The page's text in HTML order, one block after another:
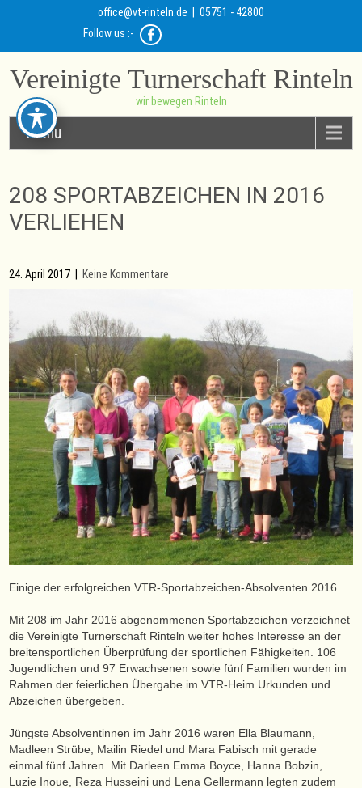
office@vt-rinteln.de | 05751 - 42800
Follow us :-
Vereinigte Turnerschaft Rinteln
wir bewegen Rinteln
Menu
208 SPORTABZEICHEN IN 2016
VERLIEHEN
24. April 2017 Keine Kommentare
Einige der erfolgreichen VTR-Sportabzeichen-Absolventen 2016
Mit 208 im Jahr 2016 abgenommenen Sportabzeichen verzeichnet
die Vereinigte Turnerschaft Rinteln weiter hohes Interesse an der
breitensportlichen Überprüfung der sportlichen Fähigkeiten. 106
Jugendlichen und 97 Erwachsenen sowie fünf Familien wurden im
Rahmen der feierlichen Übergabe im VTR-Heim Urkunden und
Abzeichen übergeben.
Jüngste Absolventinnen im Jahr 2016 waren Ella Blaumann,
Madleen Strübe, Mailin Riedel und Mara Fabisch mit gerade
einmal fünf Jahren. Mit Darleen Emma Boyce, Hanna Bobzin,
Luzie Inoue, Reza Husseini und Lena Gellermann legten zudem